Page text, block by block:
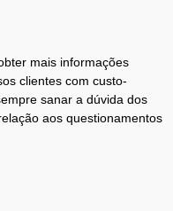
mais informações
clientes com custo-
sanar a dúvida dos
aos questionamentos